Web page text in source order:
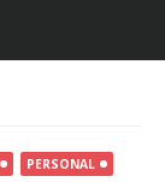
PERSONAL